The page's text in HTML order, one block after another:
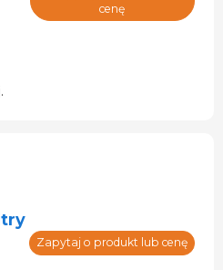
cenę
Zapytaj o produkt lub cenę